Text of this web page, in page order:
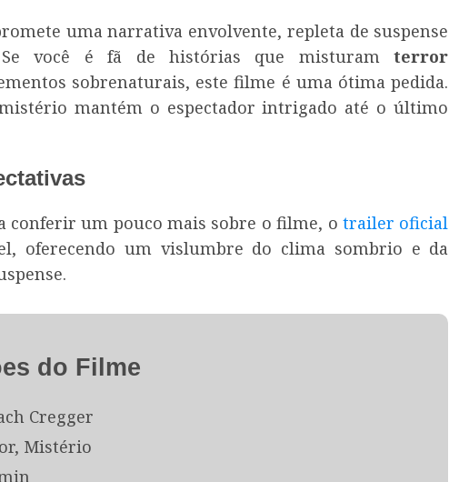
uma narrativa envolvente, repleta de suspense
Se você é fã de histórias que misturamterror
sobrenaturais, este filme é uma ótima pedida.
mantém o espectador intrigado até o último
conferir um pouco mais sobre o filme, o trailer oficial
oferecendo um vislumbre do clima sombrio e da
do Filme
Cregger
Mistério